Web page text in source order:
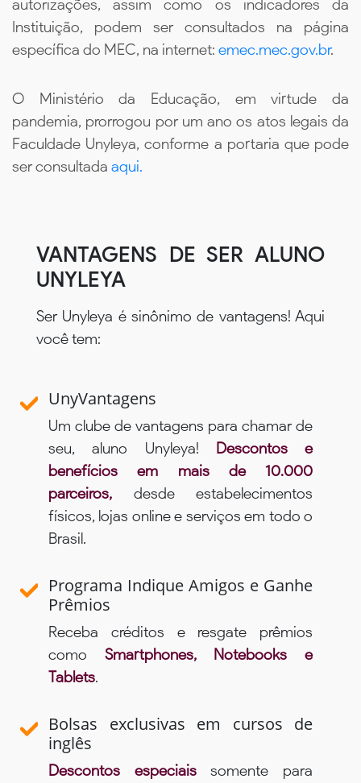
autorizações, assim como os indicadores da
Instituição, podem ser consultados na página
específica do MEC, na internet: emec.mec.gov.br.
O Ministério da Educação, em virtude da
pandemia, prorrogou por um ano os atos legais da
Faculdade Unyleya, conforme a portaria que pode
ser consultada aqui.
VANTAGENS DE SER ALUNO
UNYLEYA
Ser Unyleya é sinônimo de vantagens! Aqui
você tem:
UnyVantagens
Um clube de vantagens para chamar de
seu, aluno Unyleya! Descontos e
benefícios em mais de 10.000
parceiros, desde estabelecimentos
físicos, lojas online e serviços em todo o
Brasil.
Programa Indique Amigos e Ganhe
Prêmios
Receba créditos e resgate prêmios
como Smartphones, Notebooks e
Tablets.
Bolsas exclusivas em cursos de
inglês
Descontos especiaissomente para